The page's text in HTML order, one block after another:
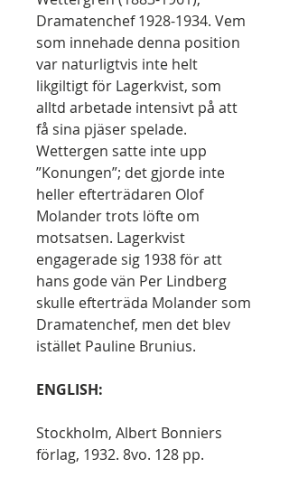
Dramatenchef 1928-1934. Vem
som innehade denna position
var naturligtvis inte helt
likgiltigt för Lagerkvist, som
alltd arbetade intensivt på att
få sina pjäser spelade.
Wettergen satte inte upp
”Konungen”; det gjorde inte
heller efterträdaren Olof
Molander trots löfte om
motsatsen. Lagerkvist
engagerade sig 1938 för att
hans gode vän Per Lindberg
skulle efterträda Molander som
Dramatenchef, men det blev
istället Pauline Brunius.
ENGLISH:
Stockholm, Albert Bonniers
förlag, 1932. 8vo. 128 pp.